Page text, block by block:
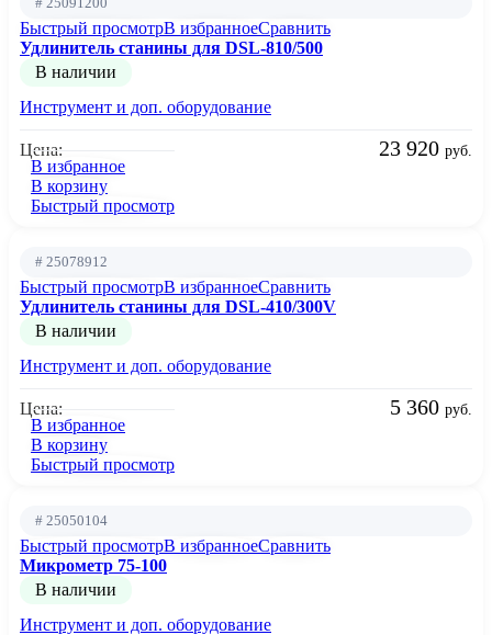
Быстрый просмотрВ избранноеСравнить
Удлинитель станины для DSL-810/500
В наличии
Инструмент и доп. оборудование
Цена: 23 920 руб.
В избранное
В корзину
Быстрый просмотр
# 25078912
Быстрый просмотрВ избранноеСравнить
Удлинитель станины для DSL-410/300V
В наличии
Инструмент и доп. оборудование
Цена: 5 360 руб.
В избранное
В корзину
Быстрый просмотр
# 25050104
Быстрый просмотрВ избранноеСравнить
Микрометр 75-100
В наличии
Инструмент и доп. оборудование